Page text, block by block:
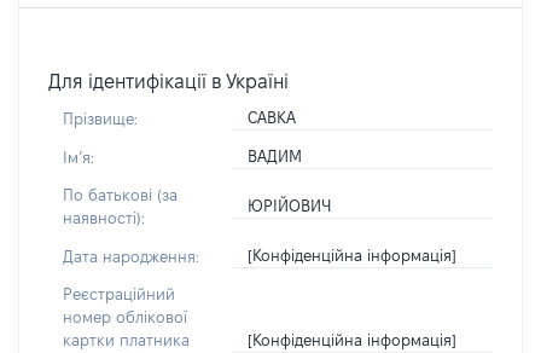
Для ідентифікації в Україні
Прізвище: САВКА
Імʼя: ВАДИМ
По батькові (за
наявності):
ЮРІЙОВИЧ
Дата народження: [Конфіденційна інформація]
Реєстраційний
номер облікової
картки платника
[Конфіденційна інформація]